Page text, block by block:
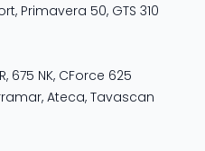
, Primavera 50, GTS 310
, 675 NK, CForce 625
, Ateca, Tavascan